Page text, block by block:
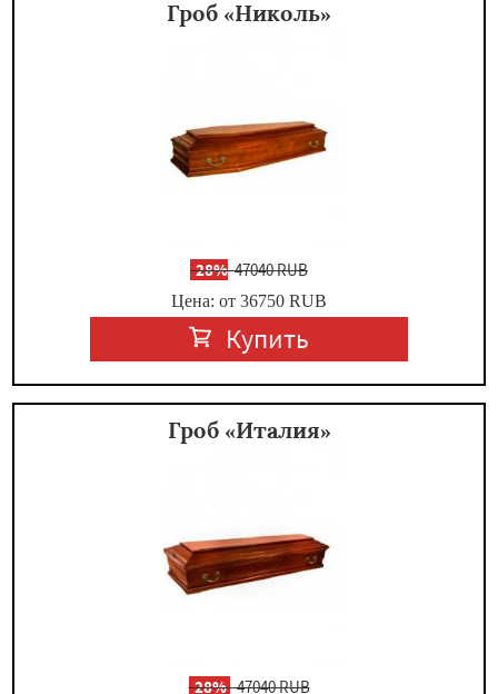
Гроб «Николь»
-28%47040 RUB
Цена: от 36750 RUB
Купить
Гроб «Италия»
-28%47040 RUB